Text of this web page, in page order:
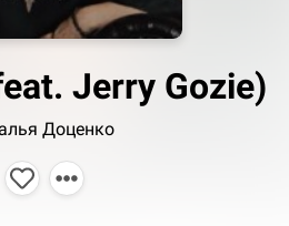
Jerry Gozie)
Доценко